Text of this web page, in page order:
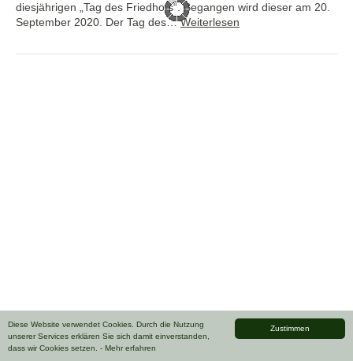
Zustimmen
Diese Website verwendet Cookies. Durch die Nutzung
unserer Services erklären Sie sich damit einverstanden,
dass wir Cookies setzen. - Mehr erfahren
diesjährigen „Tag des Friedhofs“. Begangen wird dieser am 20.
September 2020. Der Tag des…Weiterlesen